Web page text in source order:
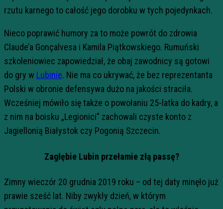
rzutu karnego to całość jego dorobku w tych pojedynkach.
Nieco poprawić humory za to może powrót do zdrowia
Claude’a Gonçalvesa i Kamila Piątkowskiego. Rumuński
szkoleniowiec zapowiedział, że obaj zawodnicy są gotowi
do gry w Lubinie. Nie ma co ukrywać, że bez reprezentanta
Polski w obronie defensywa dużo na jakości straciła.
Wcześniej mówiło się także o powołaniu 25-latka do kadry, a
z nim na boisku „Legionici” zachowali czyste konto z
Jagiellonią Białystok czy Pogonią Szczecin.
Zagłębie Lubin przełamie złą passę?
Zimny wieczór 20 grudnia 2019 roku – od tej daty minęło już
prawie sześć lat. Niby zwykły dzień, w którym